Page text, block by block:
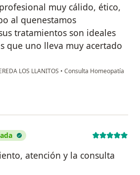
muy cálido, ético,
al quenestamos
tratamientos son ideales
que uno lleva muy acertado
LOS LLANITOS • Consulta Homeopatía
cadena
atención y la consulta